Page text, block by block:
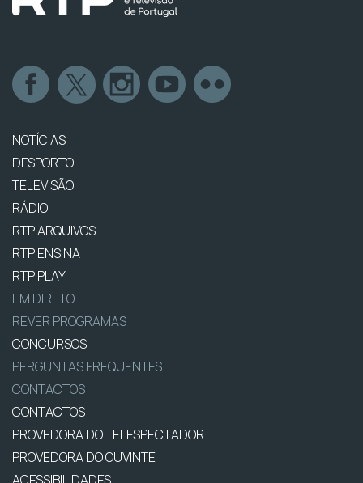
NOTÍCIAS
DESPORTO
TELEVISÃO
RÁDIO
RTP ARQUIVOS
RTP ENSINA
RTP PLAY
EM DIRETO
REVER PROGRAMAS
CONCURSOS
PERGUNTAS FREQUENTES
CONTACTOS
CONTACTOS
PROVEDORA DO TELESPECTADOR
PROVEDORA DO OUVINTE